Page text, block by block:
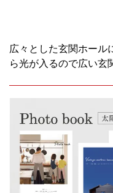
広々とした玄関ホー
ら光が入るので広い玄